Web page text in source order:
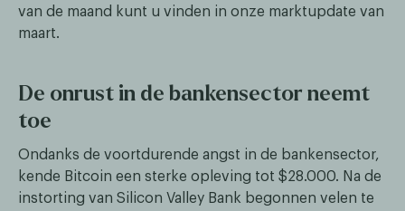
van de maand kunt u vinden in onze marktupdate van
maart.
De onrust in de bankensector neemt
toe
Ondanks de voortdurende angst in de bankensector,
kende Bitcoin een sterke opleving tot $28.000. Na de
instorting van Silicon Valley Bank begonnen velen te